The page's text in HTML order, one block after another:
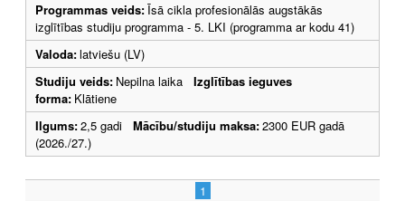
Programmas veids:Īsā cikla profesionālās augstākās
izglītības studiju programma - 5. LKI (programma ar kodu 41)
Valoda:latviešu (LV)
Studiju veids: Nepilna laika Izglītības ieguves
forma: Klātiene
Ilgums:2,5 gadi Mācību/studiju maksa:2300 EUR gadā
(2026./27.)
1